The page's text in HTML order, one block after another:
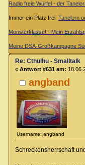
Radio freie Würfel - der
Immer ein Platz frei:Tanelorn
Monsterklasse! - Mein
Meine DSA-Großkampagne
angband
Username: angband
Re: Cthulhu - Smalltalk
« Antwort #631 am:
Schreckensherrschaft